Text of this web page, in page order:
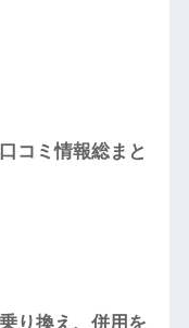
コミ情報総まと
り換え、併用を